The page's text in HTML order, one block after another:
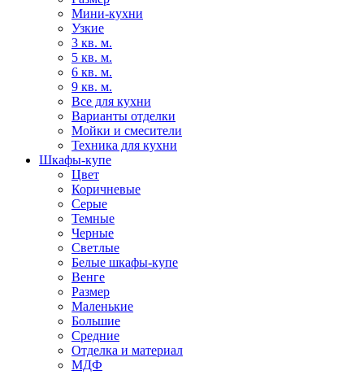
Мини-кухни
Узкие
3 кв. м.
5 кв. м.
6 кв. м.
9 кв. м.
Все для кухни
Варианты отделки
Мойки и смесители
Техника для кухни
Шкафы-купе
Цвет
Коричневые
Серые
Темные
Черные
Светлые
Белые шкафы-купе
Венге
Размер
Маленькие
Большие
Средние
Отделка и материал
МДФ